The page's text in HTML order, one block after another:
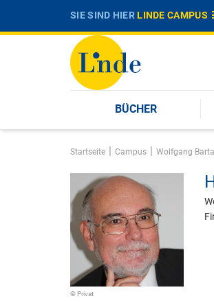
SIE SIND HIERLINDE CAMPUS
BÜCHER
Startseite | Campus | Wolfgang
© Privat